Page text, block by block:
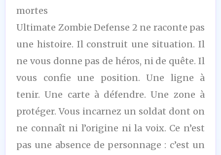
mortes
Ultimate Zombie Defense 2 ne raconte pas
une histoire. Il construit une situation. Il
ne vous donne pas de héros, ni de quête. Il
vous confie une position. Une ligne à
tenir. Une carte à défendre. Une zone à
protéger. Vous incarnez un soldat dont on
ne connaît ni l’origine ni la voix. Ce n’est
pas une absence de personnage : c’est un